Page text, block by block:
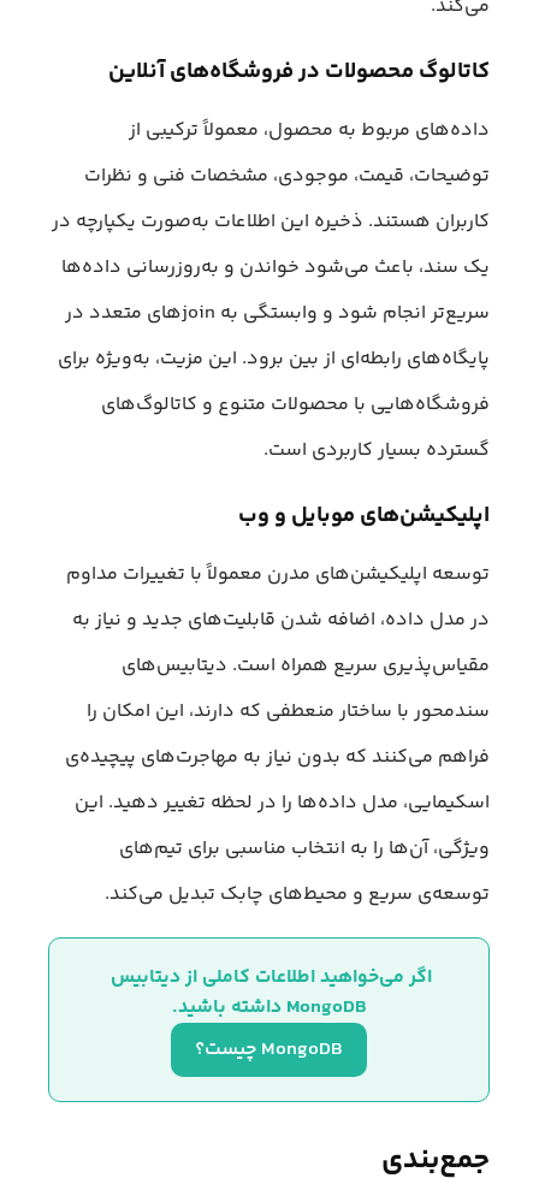
می‌کند.
کاتالوگ محصولات در فروشگاه‌های آنلاین
داده‌های مربوط به محصول، معمولاً ترکیبی از
توضیحات، قیمت، موجودی، مشخصات فنی و نظرات
کاربران هستند. ذخیره این اطلاعات به‌صورت یکپارچه در
یک سند، باعث می‌شود خواندن و به‌روزرسانی داده‌ها
سریع‌تر انجام شود و وابستگی به joinهای متعدد در
پایگاه‌های رابطه‌ای از بین برود. این مزیت، به‌ویژه برای
فروشگاه‌هایی با محصولات متنوع و کاتالوگ‌های
گسترده بسیار کاربردی است.
اپلیکیشن‌های موبایل و وب
توسعه اپلیکیشن‌های مدرن معمولاً با تغییرات مداوم
در مدل داده، اضافه شدن قابلیت‌های جدید و نیاز به
مقیاس‌پذیری سریع همراه است. دیتابیس‌های
سندمحور با ساختار منعطفی که دارند، این امکان را
فراهم می‌کنند که بدون نیاز به مهاجرت‌های پیچیده‌ی
اسکیمایی، مدل داده‌ها را در لحظه تغییر دهید. این
ویژگی، آن‌ها را به انتخاب مناسبی برای تیم‌های
توسعه‌ی سریع و محیط‌های چابک تبدیل می‌کند.
اگر می‌خواهید اطلاعات کاملی از دیتابیس
MongoDB داشته باشید.
MongoDB چیست؟
جمع‌بندی